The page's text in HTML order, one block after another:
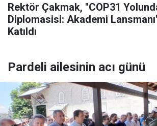
Rektör Çakmak, "COP31
Diplomasisi: Akademi
Katıldı
Pardeli ailesinin acı günü